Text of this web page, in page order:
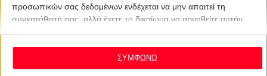
προσωπικών σας δεδομένων ενδέχεται να μην απαιτεί τη
συγκατάθεσή σας, αλλά έχετε το δικαίωμα να αρνηθείτε αυτήν
ανακαλέσετε τη συγκατάθεσή σας ανά πάσα στιγμή
επιστρέφοντας σε αυτόν τον ιστότοπο και κάνοντας κλικ στο
ΣΥΜΦΩΝΩ